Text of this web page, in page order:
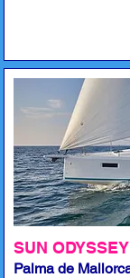
SUN
Palma de